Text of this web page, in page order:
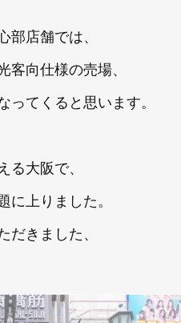
店舗では、
向仕様の売場、
てくると思います。
大阪で、
上りました。
きました、